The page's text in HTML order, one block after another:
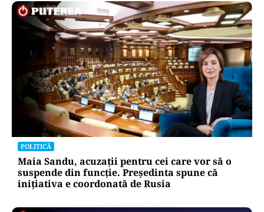
POLITICĂ
Maia Sandu, acuzații pentru cei care vor să o
suspende din funcție. Președinta spune că
inițiativa e coordonată de Rusia